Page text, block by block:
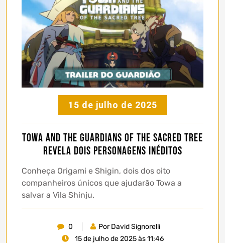
15 de julho de 2025
TOWA AND THE GUARDIANS OF THE SACRED TREE
revela dois personagens inéditos
Conheça Origami e Shigin, dois dos oito
companheiros únicos que ajudarão Towa a
salvar a Vila Shinju.
0
Por David Signorelli
15 de julho de 2025 às 11:46